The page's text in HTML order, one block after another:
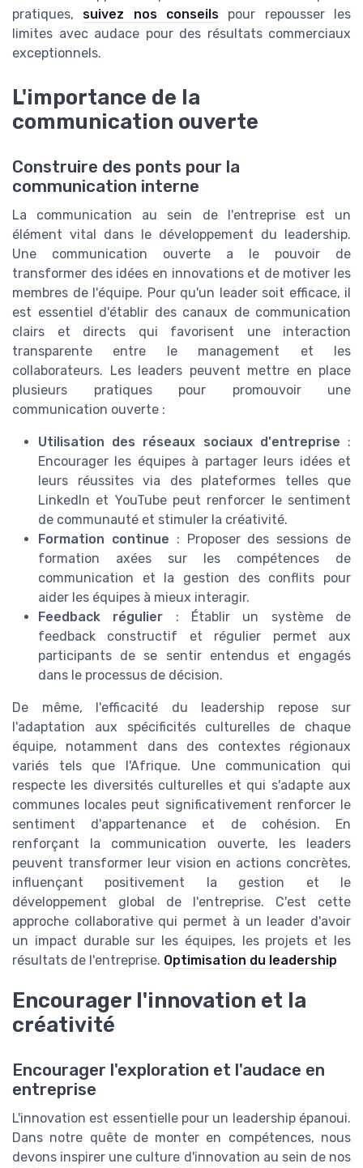
pratiques, suivez nos conseils pour repousser les
limites avec audace pour des résultats commerciaux
exceptionnels.
L'importance de la
communication ouverte
Construire des ponts pour la
communication interne
La communication au sein de l'entreprise est un
élément vital dans le développement du leadership.
Une communication ouverte a le pouvoir de
transformer des idées en innovations et de motiver les
membres de l'équipe. Pour qu'un leader soit efficace, il
est essentiel d'établir des canaux de communication
clairs et directs qui favorisent une interaction
transparente entre le management et les
collaborateurs. Les leaders peuvent mettre en place
plusieurs pratiques pour promouvoir une
communication ouverte :
Utilisation des réseaux sociaux d'entreprise :
Encourager les équipes à partager leurs idées et
leurs réussites via des plateformes telles que
LinkedIn et YouTube peut renforcer le sentiment
de communauté et stimuler la créativité.
Formation continue : Proposer des sessions de
formation axées sur les compétences de
communication et la gestion des conflits pour
aider les équipes à mieux interagir.
Feedback régulier : Établir un système de
feedback constructif et régulier permet aux
participants de se sentir entendus et engagés
dans le processus de décision.
De même, l'efficacité du leadership repose sur
l'adaptation aux spécificités culturelles de chaque
équipe, notamment dans des contextes régionaux
variés tels que l'Afrique. Une communication qui
respecte les diversités culturelles et qui s'adapte aux
communes locales peut significativement renforcer le
sentiment d'appartenance et de cohésion. En
renforçant la communication ouverte, les leaders
peuvent transformer leur vision en actions concrètes,
influençant positivement la gestion et le
développement global de l'entreprise. C'est cette
approche collaborative qui permet à un leader d'avoir
un impact durable sur les équipes, les projets et les
résultats de l'entreprise. Optimisation du leadership
Encourager l'innovation et la
créativité
Encourager l'exploration et l'audace en
entreprise
L'innovation est essentielle pour un leadership épanoui.
Dans notre quête de monter en compétences, nous
devons inspirer une culture d'innovation au sein de nos